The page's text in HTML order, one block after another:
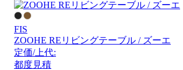
FIS
ZOOHE REリビングテーブル / ズーエ
定価/上代:
都度見積